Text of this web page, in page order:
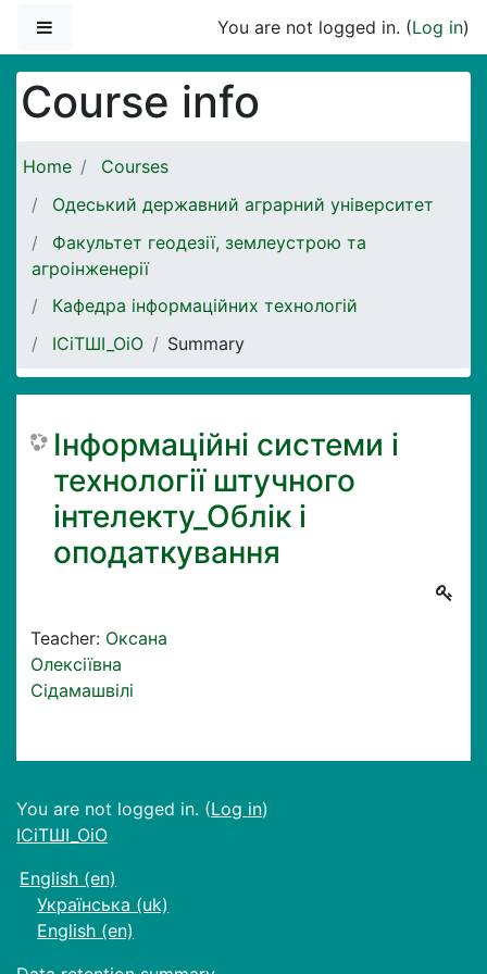
You are not logged in. (Log in)
Course info
Home
Courses
Одеський державний аграрний університет
Факультет геодезії, землеустрою та
агроінженерії
Кафедра інформаційних технологій
ІСіТШІ_ОіО
Summary
Інформаційні системи і
технології штучного
інтелекту_Облік і
оподаткування
Teacher: Оксана
Олексіївна
Сідамашвілі
You are not logged in. (Log in)
ІСіТШІ_ОіО
English ‎(en)‎
Українська ‎(uk)‎
English ‎(en)‎